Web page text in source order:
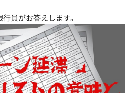
員がお答えします。